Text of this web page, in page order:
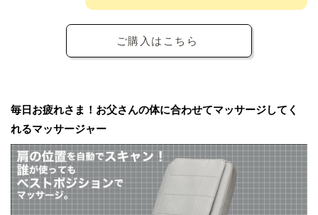
ご購入はこちら
毎日お疲れさま！お父さんの体に合わせてマッサージしてく
れるマッサージャー